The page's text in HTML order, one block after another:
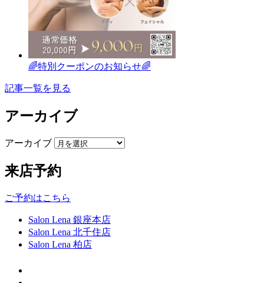
🌈特別クーポンのお知らせ🌈
記事一覧を見る
アーカイブ
アーカイブ
来店予約
ご予約はこちら
Salon Lena 銀座本店
Salon Lena 北千住店
Salon Lena 柏店